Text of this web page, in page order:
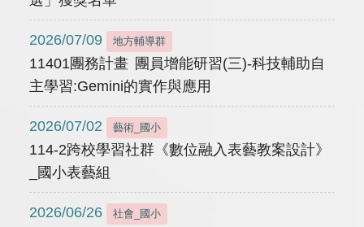
2026/07/09 地方輔導群
11401團務計畫 團員增能研習(三)-科技輔助自
主學習:Gemini的實作與應用
2026/07/02 藝術_國小
114-2跨校學習社群《數位融入表藝教案設計》
_國小表藝組
2026/06/26 社會_國小